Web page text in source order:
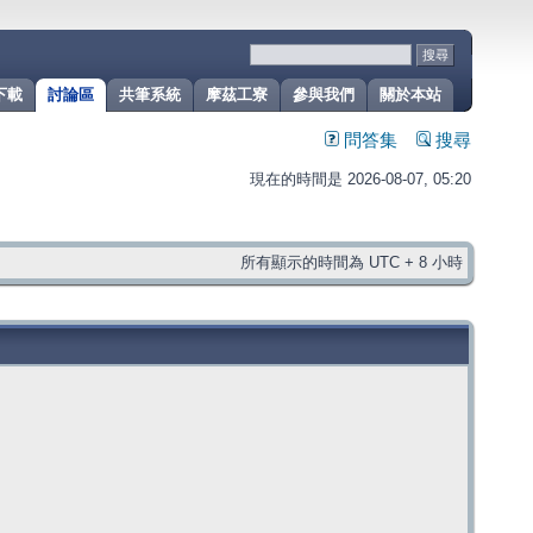
關於本站
參與我們
摩茲工寮
共筆系統
討論區
載
問答集 搜尋
現在的時間是 2026-08-07, 05:20
所有顯示的時間為 UTC + 8 小時